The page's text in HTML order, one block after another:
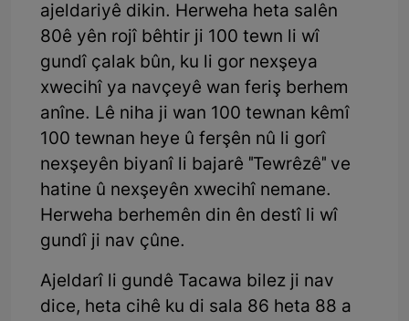
ajeldariyê dikin. Herweha heta salên
80ê yên rojî bêhtir ji 100 tewn li wî
gundî çalak bûn, ku li gor nexşeya
xwecihî ya navçeyê wan feriş berhem
anîne. Lê niha ji wan 100 tewnan kêmî
100 tewnan heye û ferşên nû li gorî
nexşeyên biyanî li bajarê "Tewrêzê" ve
hatine û nexşeyên xwecihî nemane.
Herweha berhemên din ên destî li wî
gundî ji nav çûne.
Ajeldarî li gundê Tacawa bilez ji nav
dice, heta cihê ku di sala 86 heta 88 a